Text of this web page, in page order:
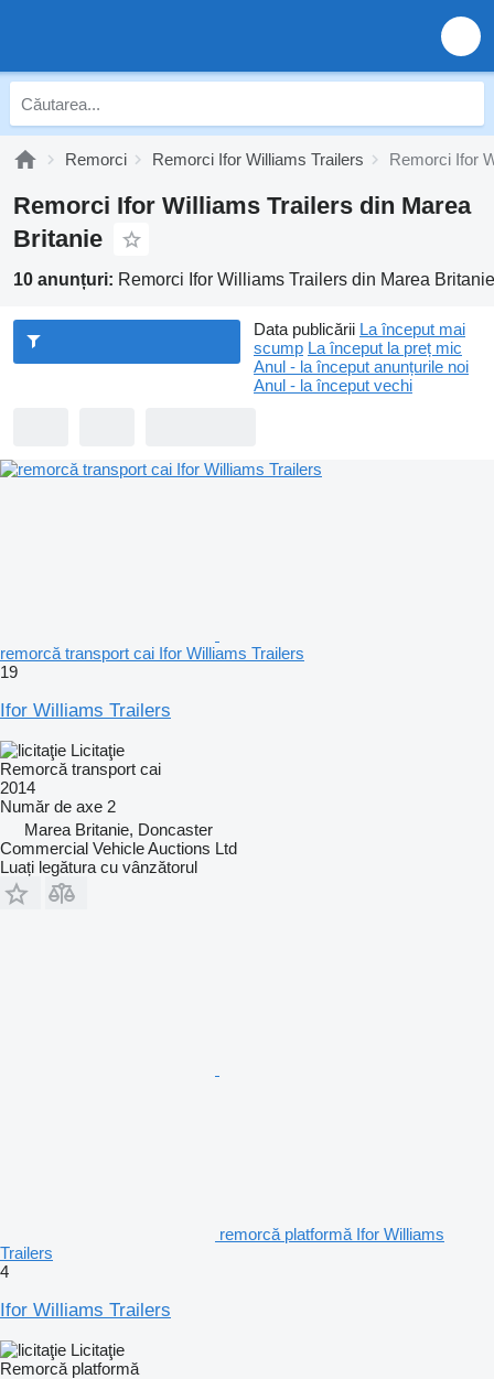
Remorci Remorci Ifor Williams Trailers Remorci Ifor
Remorci Ifor Williams Trailers din Marea
Britanie
10 anunțuri: Remorci Ifor Williams Trailers din Marea Britanie
Data publicării La început mai
scump La început la preț mic
Anul - la început anunțurile noi
Anul - la început vechi
remorcă transport cai Ifor Williams Trailers
19
Ifor Williams Trailers
Licitaţie
Remorcă transport cai
2014
Număr de axe 2
Marea Britanie, Doncaster
Commercial Vehicle Auctions Ltd
Luați legătura cu vânzătorul
remorcă platformă Ifor Williams
Trailers
4
Ifor Williams Trailers
Licitaţie
Remorcă platformă